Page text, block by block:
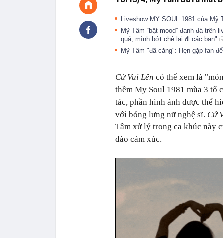
Liveshow MY SOUL 1981 của
Mỹ Tâm “bật mood” đanh đá
quá, mình bớt chê lại đi các bạn"
Mỹ Tâm "đã căng": Hẹn gặp fan
Cứ Vui Lên có thể xem là
thềm My Soul 1981 mùa 3 tổ
tác, phần hình ảnh được thể
với bóng lưng nữ nghệ sĩ. Cứ
Tâm xử lý trong ca khúc này
dào cảm xúc.